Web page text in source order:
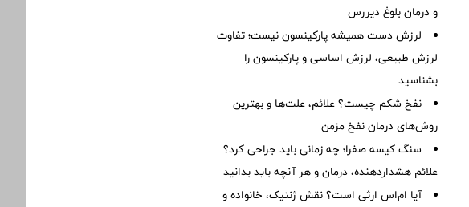
و درمان بلوغ دیررس
لرزش دست همیشه پارکینسون نیست؛ تفاوت
لرزش طبیعی، لرزش اساسی و پارکینسون را
بشناسید
نفخ شکم چیست؟ علائم، علت‌ها و بهترین
روش‌های درمان نفخ مزمن
سنگ کیسه صفرا؛ چه زمانی باید جراحی کرد؟
علائم هشداردهنده، درمان و هر آنچه باید بدانید
آیا ام‌اس ارثی است؟ نقش ژنتیک، خانواده و